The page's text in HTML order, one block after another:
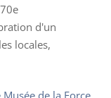
70e
d'un
locales,